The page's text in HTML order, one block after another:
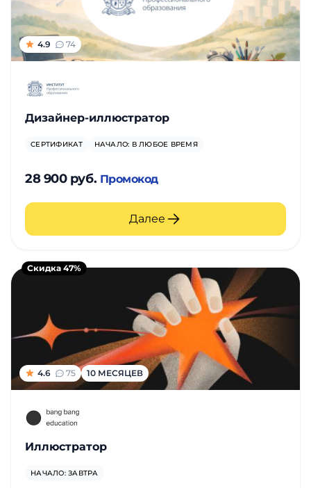
4.9 74
Дизайнер-иллюстратор
СЕРТИФИКАТ НАЧАЛО: В ЛЮБОЕ ВРЕМЯ
28 900 руб. Промокод
Далее
4.6 75 10 МЕСЯЦЕВ
Иллюстратор
НАЧАЛО: ЗАВТРА
Скидка 47%